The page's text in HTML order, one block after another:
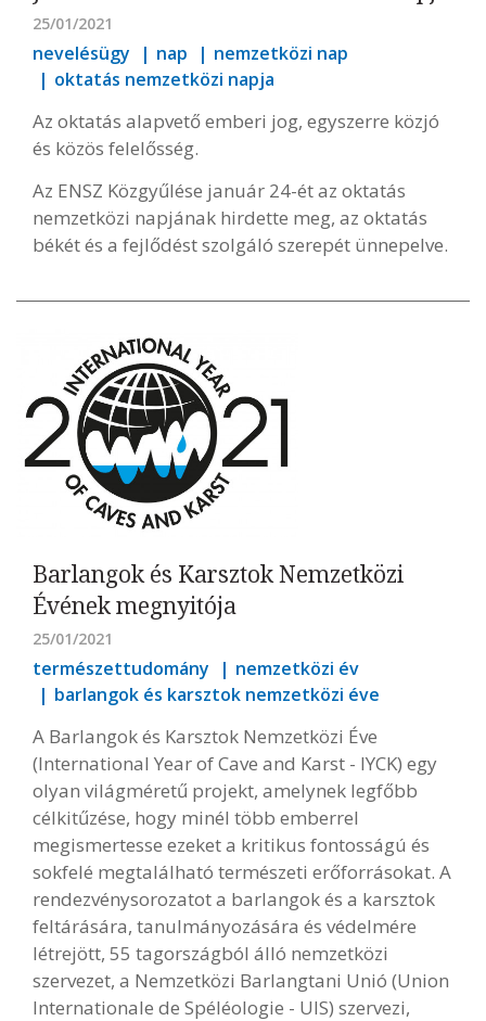
25/01/2021
nevelésügy nap
nemzetközi nap
oktatás nemzetközi napja
Az oktatás alapvető emberi jog, egyszerre közjó
és közös felelősség.
Az ENSZ Közgyűlése január 24-ét az oktatás
nemzetközi napjának hirdette meg, az oktatás
békét és a fejlődést szolgáló szerepét ünnepelve.
Barlangok és Karsztok Nemzetközi
Évének megnyitója
25/01/2021
természettudomány
nemzetközi év
barlangok és karsztok nemzetközi éve
A Barlangok és Karsztok Nemzetközi Éve
(International Year of Cave and Karst - IYCK) egy
olyan világméretű projekt, amelynek legfőbb
célkitűzése, hogy minél több emberrel
megismertesse ezeket a kritikus fontosságú és
sokfelé megtalálható természeti erőforrásokat. A
rendezvénysorozatot a barlangok és a karsztok
feltárására, tanulmányozására és védelmére
létrejött, 55 tagországból álló nemzetközi
szervezet, a Nemzetközi Barlangtani Unió (Union
Internationale de Spéléologie - UIS) szervezi,